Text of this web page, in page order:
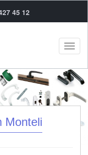
45 12
Menu
Monteli